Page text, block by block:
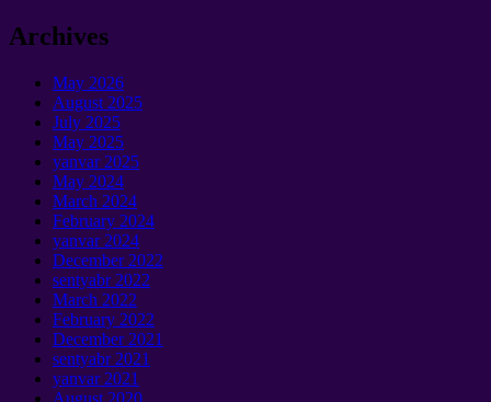
Archives
May 2026
August 2025
July 2025
May 2025
yanvar 2025
May 2024
March 2024
February 2024
yanvar 2024
December2022
sentyabr 2022
March 2022
February 2022
December2021
sentyabr 2021
yanvar 2021
August 2020